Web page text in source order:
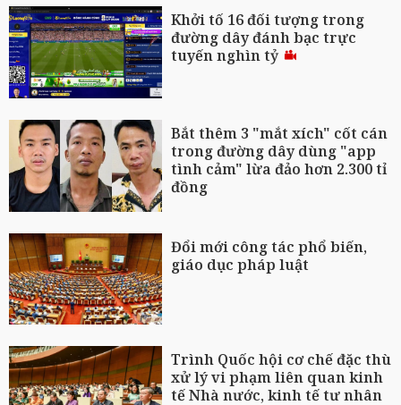
Khởi tố 16 đối tượng trong
đường dây đánh bạc trực
tuyến nghìn tỷ
Bắt thêm 3 "mắt xích" cốt cán
trong đường dây dùng "app
tình cảm" lừa đảo hơn 2.300 tỉ
đồng
Đổi mới công tác phổ biến,
giáo dục pháp luật
Trình Quốc hội cơ chế đặc thù
xử lý vi phạm liên quan kinh
tế Nhà nước, kinh tế tư nhân